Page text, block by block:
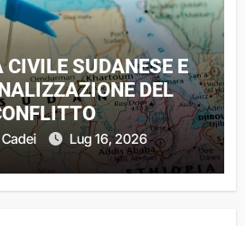
CIVILE SUDANESE E
DEL
Lug 16, 2026